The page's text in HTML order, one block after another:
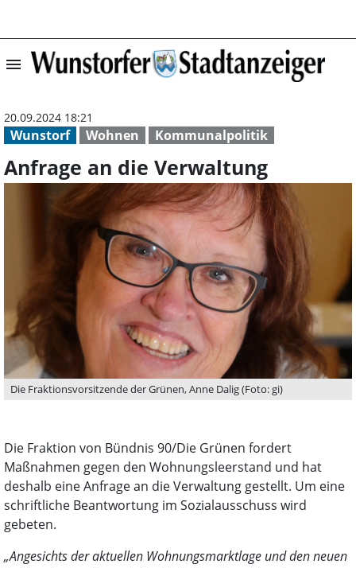
menu Anfrage an die
Wunstorf Wohnen Kommunalpolitik
20.09.2024 18:21
Anfrage an die Verwaltung
Die Fraktionsvorsitzende der Grünen, Anne Dalig (Foto: gi)
Die Fraktion von Bündnis 90/Die Grünen fordert
Maßnahmen gegen den Wohnungsleerstand und hat
deshalb eine Anfrage an die Verwaltung gestellt. Um eine
schriftliche Beantwortung im Sozialausschuss wird
gebeten.
„Angesichts der aktuellen Wohnungsmarktlage und den neuen